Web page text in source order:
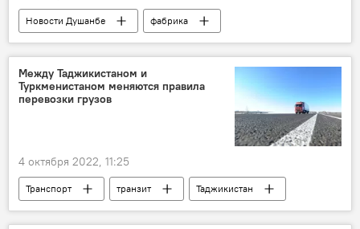
Новости Душанбе
фабрика
Таджикистан
Промышленность
Общество
Между Таджикистаном и
Туркменистаном меняются правила
перевозки грузов
4 октября 2022, 11:25
Транспорт транзит
Таджикистан
Туркменистан
дорога